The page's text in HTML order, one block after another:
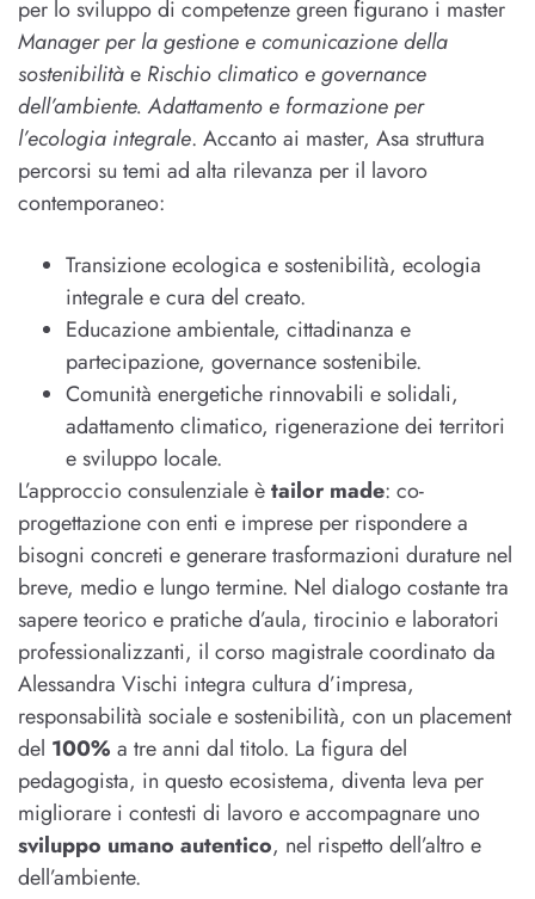
per lo sviluppo di competenze green figurano i master
Manager per la gestione e comunicazione della
sostenibilitàe Rischio climatico e governance
dell’ambiente. Adattamento e formazione per
l’ecologia integrale. Accanto ai master, Asa struttura
percorsi su temi ad alta rilevanza per il lavoro
contemporaneo:
Transizione ecologica e sostenibilità, ecologia
integrale e cura del creato.
Educazione ambientale, cittadinanza e
partecipazione, governance sostenibile.
Comunità energetiche rinnovabili e solidali,
adattamento climatico, rigenerazione dei territori
e sviluppo locale.
L’approccio consulenziale ètailor made: co-
progettazione con enti e imprese per rispondere a
bisogni concreti e generare trasformazioni durature nel
breve, medio e lungo termine. Nel dialogo costante tra
sapere teorico e pratiche d’aula, tirocinio e laboratori
professionalizzanti, il corso magistrale coordinato da
Alessandra Vischi integra cultura d’impresa,
responsabilità sociale e sostenibilità, con un placement
del 100% a tre anni dal titolo. La figura del
pedagogista, in questo ecosistema, diventa leva per
migliorare i contesti di lavoro e accompagnare uno
sviluppo umano autentico, nel rispetto dell’altro e
dell’ambiente.